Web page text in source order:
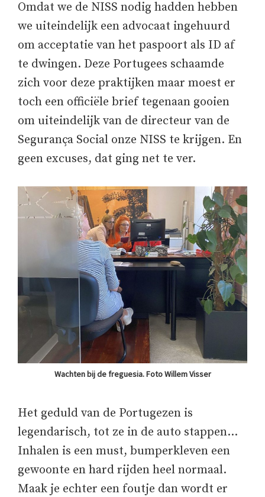
Omdat we de NISS nodig hadden hebben
we uiteindelijk een advocaat ingehuurd
om acceptatie van het paspoort als ID af
te dwingen. Deze Portugees schaamde
zich voor deze praktijken maar moest er
toch een officiële brief tegenaan gooien
om uiteindelijk van de directeur van de
Segurança Social onze NISS te krijgen. En
geen excuses, dat ging net te ver.
Wachten bij de freguesia. Foto Willem Visser
Het geduld van de Portugezen is
legendarisch, tot ze in de auto stappen…
Inhalen is een must, bumperkleven een
gewoonte en hard rijden heel normaal.
Maak je echter een foutje dan wordt er